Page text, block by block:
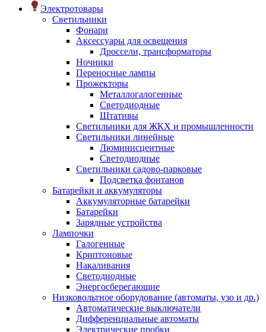
Электротовары
Светильники
Фонари
Аксессуары для освещения
Дроссели, трансформаторы
Ночники
Переносные лампы
Прожекторы
Металлогалогенные
Светодиодные
Штативы
Светильники для ЖКХ и промышленности
Светильники линейные
Люминисцентные
Светодиодные
Светильники садово-парковые
Подсветка фонтанов
Батарейки и аккумуляторы
Аккумуляторные батарейки
Батарейки
Зарядные устройства
Лампочки
Галогенные
Криптоновые
Накаливания
Светодиодные
Энергосберегающие
Низковольтное оборудование (автоматы, узо и др.)
Автоматические выключатели
Дифференциальные автоматы
Электрические пробки